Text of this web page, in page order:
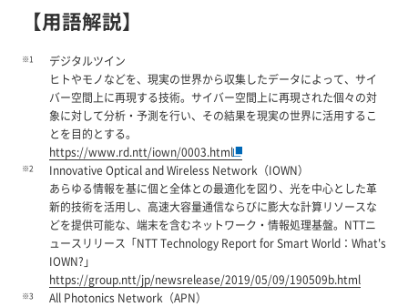
【用語解説】
※1
デジタルツイン
ヒトやモノなどを、現実の世界から収集したデータによって、サイ
バー空間上に再現する技術。サイバー空間上に再現された個々の対
象に対して分析・予測を行い、その結果を現実の世界に活用するこ
とを目的とする。
https://www.rd.ntt/iown/0003.html
※2
Innovative Optical and Wireless Network（IOWN）
あらゆる情報を基に個と全体との最適化を図り、光を中心とした革
新的技術を活用し、高速大容量通信ならびに膨大な計算リソースな
どを提供可能な、端末を含むネットワーク・情報処理基盤。NTTニ
ュースリリース「NTT Technology Report for Smart World：What's
IOWN?」
https://group.ntt/jp/newsrelease/2019/05/09/190509b.html
※3
All Photonics Network（APN）